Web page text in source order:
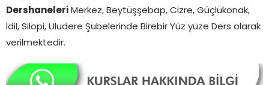
Dershaneleri
Merkez, Beytüşşebap, Cizre, Güçlükonak,
İdil, Silopi, Uludere Şubelerinde Birebir Yüz yüze Ders olarak
verilmektedir.